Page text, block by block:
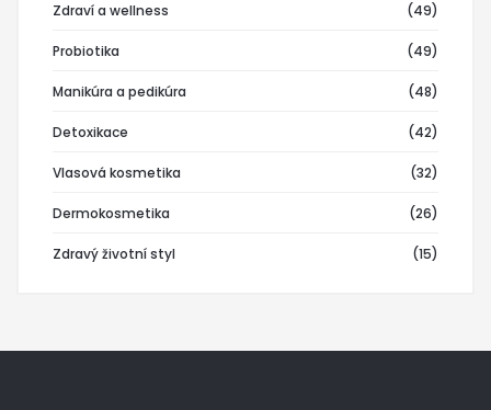
Zdraví a wellness (49)
Probiotika (49)
Manikúra a pedikúra (48)
Detoxikace (42)
Vlasová kosmetika (32)
Dermokosmetika (26)
Zdravý životní styl (15)